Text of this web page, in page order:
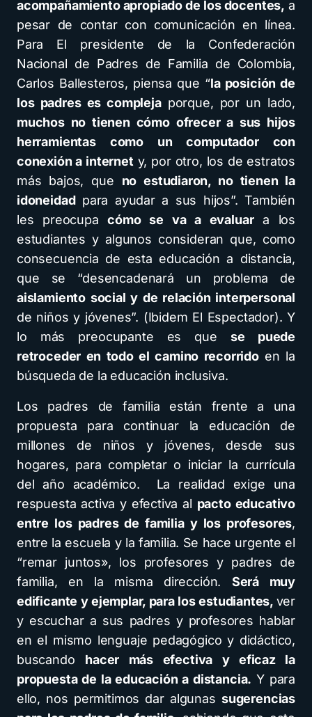
acompañamiento apropiado de los docentes, a
pesar de contar con comunicación en línea.
Para El presidente de la Confederación
Nacional de Padres de Familia de Colombia,
Carlos Ballesteros, piensa que “la posición de
los padres es complejaporque, por un lado,
muchos no tienen cómo ofrecer a sus hijos
herramientas como un computador con
conexión a internet y, por otro, los de estratos
más bajos, que no estudiaron, no tienen la
idoneidadpara ayudar a sus hijos”. También
les preocupacómo se va a evaluara los
estudiantes y algunos consideran que, como
consecuencia de esta educación a distancia,
que se “desencadenará un problema de
aislamiento social y de relación interpersonal
de niños y jóvenes”. (Ibidem El Espectador). Y
lo más preocupante es quese puede
retroceder en todo el camino recorridoen la
búsqueda de la educación inclusiva.
Los padres de familia están frente a una
propuesta para continuar la educación de
millones de niños y jóvenes, desde sus
hogares, para completar o iniciar la currícula
del año académico. La realidad exige una
respuesta activa y efectiva al pacto educativo
entre los padres de familia y los profesores,
entre la escuela y la familia. Se hace urgente el
“remar juntos», los profesores y padres de
familia, en la misma dirección. Será muy
edificante y ejemplar, para los estudiantes, ver
y escuchar a sus padres y profesores hablar
en el mismo lenguaje pedagógico y didáctico,
buscando hacer más efectiva y eficaz la
propuesta de la educación a distancia. Y para
ello, nos permitimos dar algunas sugerencias